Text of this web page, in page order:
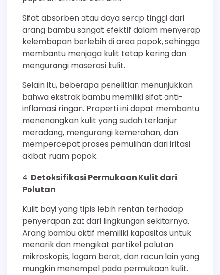
Sifat absorben atau daya serap tinggi dari
arang bambu sangat efektif dalam menyerap
kelembapan berlebih di area popok, sehingga
membantu menjaga kulit tetap kering dan
mengurangi maserasi kulit.
Selain itu, beberapa penelitian menunjukkan
bahwa ekstrak bambu memiliki sifat anti-
inflamasi ringan. Properti ini dapat membantu
menenangkan kulit yang sudah terlanjur
meradang, mengurangi kemerahan, dan
mempercepat proses pemulihan dari iritasi
akibat ruam popok.
Detoksifikasi Permukaan Kulit dari
Polutan
Kulit bayi yang tipis lebih rentan terhadap
penyerapan zat dari lingkungan sekitarnya.
Arang bambu aktif memiliki kapasitas untuk
menarik dan mengikat partikel polutan
mikroskopis, logam berat, dan racun lain yang
mungkin menempel pada permukaan kulit.